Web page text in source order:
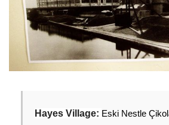
Hayes Village: Eski Nestle